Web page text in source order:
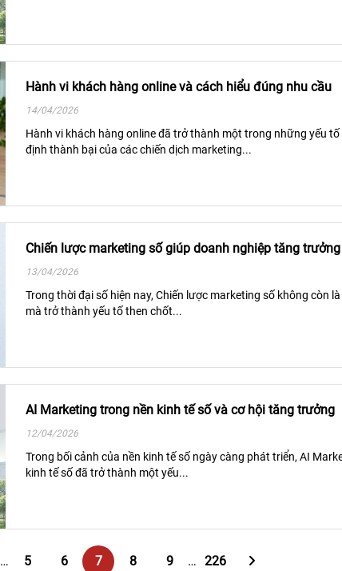
Hành vi khách hàng online và cách hiểu đúng nhu cầu
14/04/2026
Hành vi khách hàng online đã trở thành một trong những yếu
định thành bại của các chiến dịch marketing...
Chiến lược marketing số giúp doanh nghiệp tăng trưởng
13/04/2026
Trong thời đại số hiện nay, Chiến lược marketing số không còn
mà trở thành yếu tố then chốt...
AI Marketing trong nền kinh tế số và cơ hội tăng trưởng
12/04/2026
Trong bối cảnh của nền kinh tế số ngày càng phát triển, AI
kinh tế số đã trở thành một yếu...
… 5 6 7 8 9 … 226